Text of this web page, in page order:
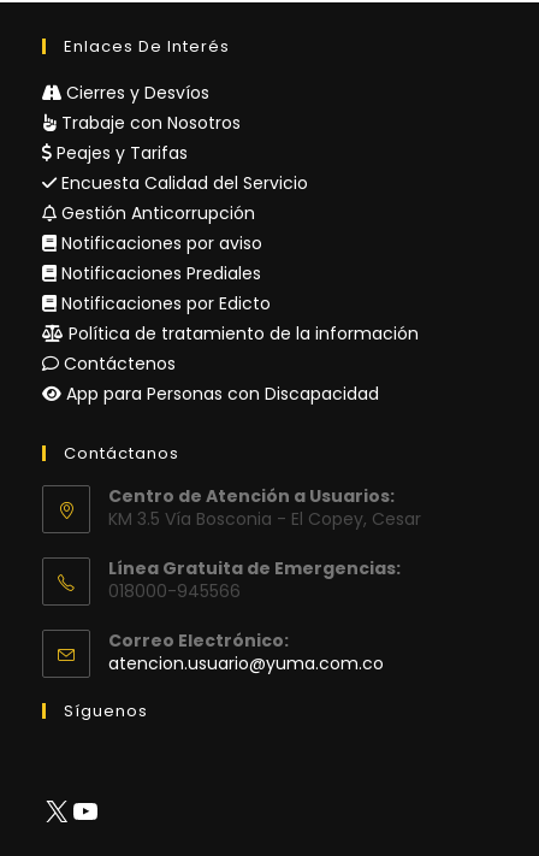
Enlaces De Interés
Cierres y Desvíos
Trabaje con Nosotros
Peajes y Tarifas
Encuesta Calidad del Servicio
Gestión Anticorrupción
Notificaciones por aviso
Notificaciones Prediales
Notificaciones por Edicto
Política de tratamiento de la información
Contáctenos
App para Personas con Discapacidad
Contáctanos
Centro de Atención a Usuarios:
KM 3.5 Vía Bosconia - El Copey, Cesar
Línea Gratuita de Emergencias:
018000-945566
Correo Electrónico:
atencion.usuario@yuma.com.co
Síguenos
X YouTube